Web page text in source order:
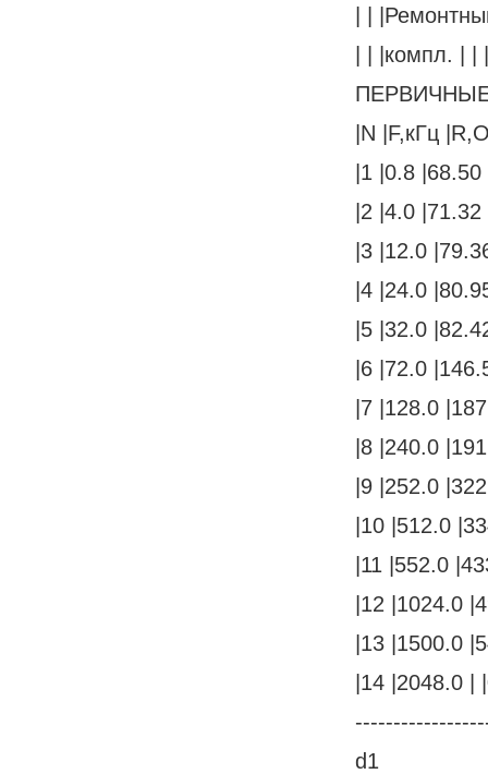
| |
| | |компл. | | |
|N |F,кГц
|1 |0.8
|2 |4.0
|3 |12.0
|4 |24.0
|5 |32.0
|6 |72.0
|7 |128.0
|8 |240.0
|9 |252.0
|10 |512.0
|11 |552.0
|12 |1024.0
|13 |1500.0
|14 |2048.0 |
d1